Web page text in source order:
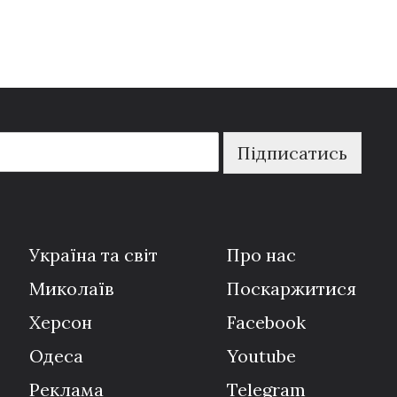
Підписатись
Україна та світ
Миколаїв
Херсон
Одеса
Реклама
Про нас
Поскаржитися
Facebook
Youtube
Telegram